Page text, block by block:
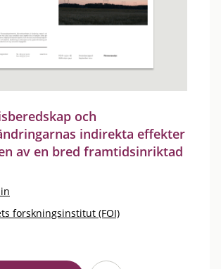
och
indirekta effekter
av en bred framtidsinriktad
forskningsinstitut (FOI)